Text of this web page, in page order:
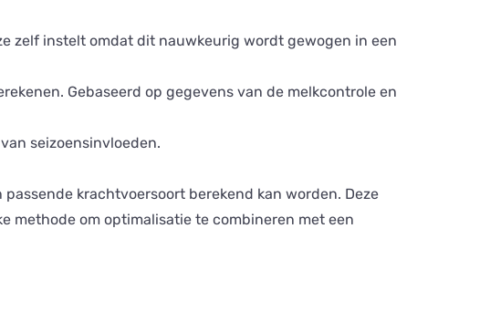
zelf instelt omdat dit nauwkeurig wordt gewogen in een
Gebaseerd op gegevens van de melkcontrole en
seizoensinvloeden.
krachtvoersoort berekend kan worden. Deze
methode om optimalisatie te combineren met een